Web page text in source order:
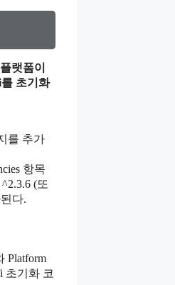
플랫폼이
초기화
를 추가
항목
(또
다.
Platform
초기화 코